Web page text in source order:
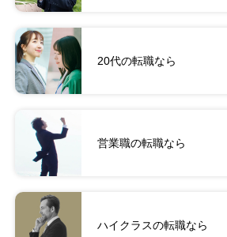
20代の転職なら
営業職の転職なら
ハイクラスの転職なら